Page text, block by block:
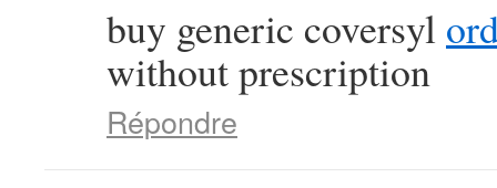
buy generic coversyl
without prescription
Répondre